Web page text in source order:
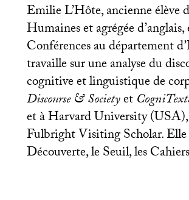
Emilie L’Hôte, ancienne élève
Humaines et agrégée
Conférences au département
travaille sur une analyse du
cognitive et linguistique de
Discourse & Societyet
et à Harvard University (USA
Fulbright Visiting Scholar. Elle
Découverte, le Seuil, les